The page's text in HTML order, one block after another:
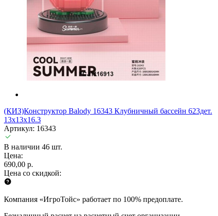
(КИЗ)Конструктор Balody 16343 Клубничный бассейн 623дет.
13x13x16.3
Артикул: 16343
В наличии 46 шт.
Цена:
690,00 р.
Цена со скидкой:
Компания «ИгроТойс» работает по 100% предоплате.